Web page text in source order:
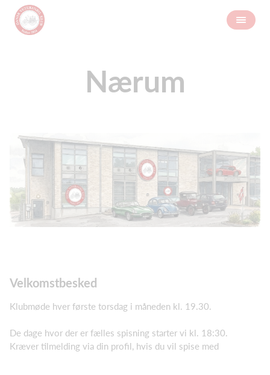
Nærum
Velkomstbesked
Klubmøde hver første torsdag i måneden kl. 19.30.
De dage hvor der er fælles spisning starter vi kl. 18:30.
Kræver tilmelding via din profil, hvis du vil spise med